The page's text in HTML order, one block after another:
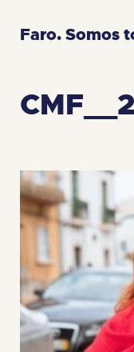
Faro. Somos